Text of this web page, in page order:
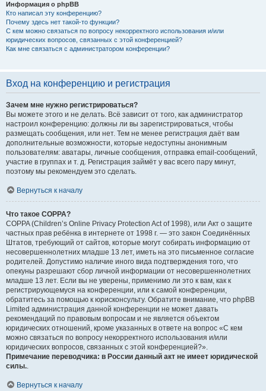
Информация о phpBB
Кто написал эту конференцию?
Почему здесь нет такой-то функции?
С кем можно связаться по вопросу некорректного использования и/или
юридических вопросов, связанных с этой конференцией?
Как мне связаться с администратором конференции?
Вход на конференцию и регистрация
Зачем мне нужно регистрироваться?
Вы можете этого и не делать. Всё зависит от того, как администратор
настроил конференцию: должны ли вы зарегистрироваться, чтобы
размещать сообщения, или нет. Тем не менее регистрация даёт вам
дополнительные возможности, которые недоступны анонимным
пользователям: аватары, личные сообщения, отправка email-сообщений,
участие в группах и т. д. Регистрация займёт у вас всего пару минут,
поэтому мы рекомендуем это сделать.
Вернуться к началу
Что такое COPPA?
COPPA (Children’s Online Privacy Protection Act of 1998), или Акт о защите
частных прав ребёнка в интернете от 1998 г. — это закон Соединённых
Штатов, требующий от сайтов, которые могут собирать информацию от
несовершеннолетних младше 13 лет, иметь на это письменное согласие
родителей. Допустимо наличие иного вида подтверждения того, что
опекуны разрешают сбор личной информации от несовершеннолетних
младше 13 лет. Если вы не уверены, применимо ли это к вам, как к
регистрирующемуся на конференции, или к самой конференции,
обратитесь за помощью к юрисконсульту. Обратите внимание, что phpBB
Limited администрация данной конференции не может давать
рекомендаций по правовым вопросам и не является объектом
юридических отношений, кроме указанных в ответе на вопрос «С кем
можно связаться по вопросу некорректного использования и/или
юридических вопросов, связанных с этой конференцией?».
Примечание переводчика: в России данный акт не имеет юридической
силы..
Вернуться к началу